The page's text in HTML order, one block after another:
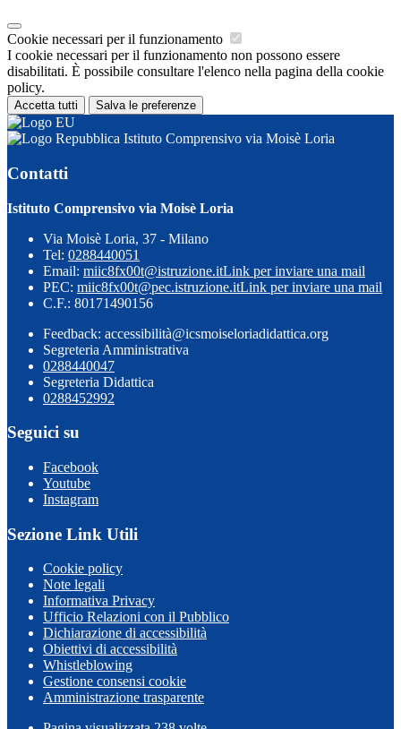
Cookie necessari per il funzionamento
I cookie necessari per il funzionamento non possono essere
disabilitati. È possibile consultare l'elenco nella pagina della cookie
policy.
Accetta tutti Salva le preferenze
Istituto Comprensivo via Moisè Loria
Contatti
Istituto Comprensivo via Moisè Loria
Via Moisè Loria, 37 - Milano
Tel: 0288440051
Email: miic8fx00t@istruzione.itLink per inviare una mail
PEC: miic8fx00t@pec.istruzione.itLink per inviare una mail
C.F.: 80171490156
Feedback: accessibilità@icsmoiseloriadidattica.org
Segreteria Amministrativa
0288440047
Segreteria Didattica
0288452992
Seguici su
Facebook
Youtube
Instagram
Sezione Link Utili
Cookie policy
Note legali
Informativa Privacy
Ufficio Relazioni con il Pubblico
Dichiarazione di accessibilità
Obiettivi di accessibilità
Whistleblowing
Gestione consensi cookie
Amministrazione trasparente